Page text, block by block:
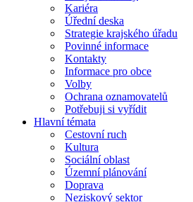
Kariéra
Úřední deska
Strategie krajského úřadu
Povinné informace
Kontakty
Informace pro obce
Volby
Ochrana oznamovatelů
Potřebuji si vyřídit
Hlavní témata
Cestovní ruch
Kultura
Sociální oblast
Územní plánování
Doprava
Neziskový sektor